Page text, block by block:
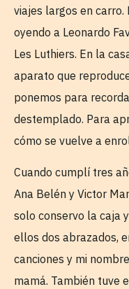
viajes largos en carro.
oyendo a Leonardo
Les Luthiers. En la
aparato que
ponemos para
destemplado. Para
cómo se vuelve a
Cuando cumplí tres
Ana Belén y Victor
solo conservo la caja
ellos dos abrazados,
canciones y mi
mamá. También tuve